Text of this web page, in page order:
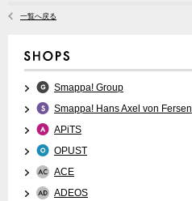
一覧へ戻る
Smappa! Group
Smappa! Hans Axel von Fersen
APiTS
OPUST
ACE
ADEOS